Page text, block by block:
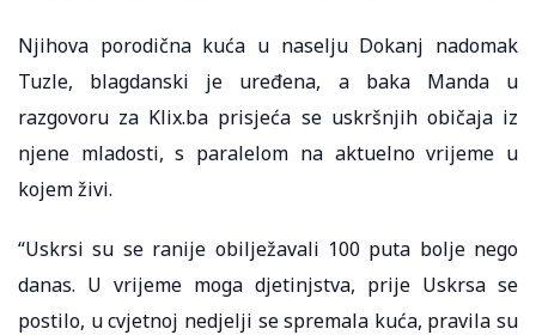
Njihova porodična kuća u naselju Dokanj nadomak
Tuzle, blagdanski je uređena, a baka Manda u
razgovoru za Klix.ba prisjeća se uskršnjih običaja iz
njene mladosti, s paralelom na aktuelno vrijeme u
kojem živi.
“Uskrsi su se ranije obilježavali 100 puta bolje nego
danas. U vrijeme moga djetinjstva, prije Uskrsa se
postilo, u cvjetnoj nedjelji se spremala kuća, pravila su